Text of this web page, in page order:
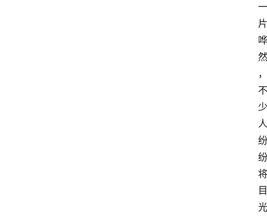
一
片
哗
然
，
不
少
人
纷
纷
将
目
光